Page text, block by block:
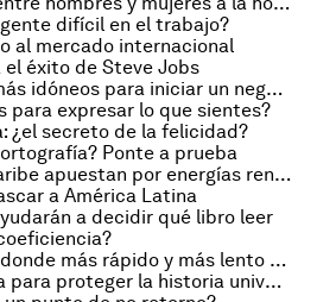
difícil en el trabajo?
al mercado internacional
éxito de Steve Jobs
Top 10 de los países más idóneos para iniciar un negocio
para expresar lo que sientes?
¿el secreto de la felicidad?
Ponte a prueba
Centroamérica y el Caribe apuestan por energías renovables
a América Latina
a decidir qué libro leer
Las ciudades de USA donde más rápido y más lento crece el salario medio
Tecnología innovadora para proteger la historia universal